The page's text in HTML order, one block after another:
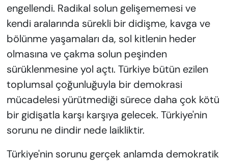
engellendi. Radikal solun gelişememesi ve
kendi aralarında sürekli bir didişme, kavga ve
bölünme yaşamaları da, sol kitlenin heder
olmasına ve çakma solun peşinden
sürüklenmesine yol açtı. Türkiye bütün ezilen
toplumsal çoğunluğuyla bir demokrasi
mücadelesi yürütmediği sürece daha çok kötü
bir gidişatla karşı karşıya gelecek. Türkiye'nin
sorunu ne dindir nede laikliktir.
Türkiye'nin sorunu gerçek anlamda demokratik